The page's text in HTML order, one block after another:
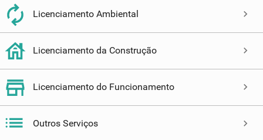
Licenciamento Ambiental
Licenciamento da Construção
Licenciamento do Funcionamento
Outros Serviços